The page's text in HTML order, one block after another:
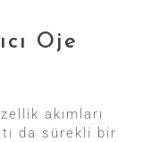
Oje
akımları
da sürekli bir